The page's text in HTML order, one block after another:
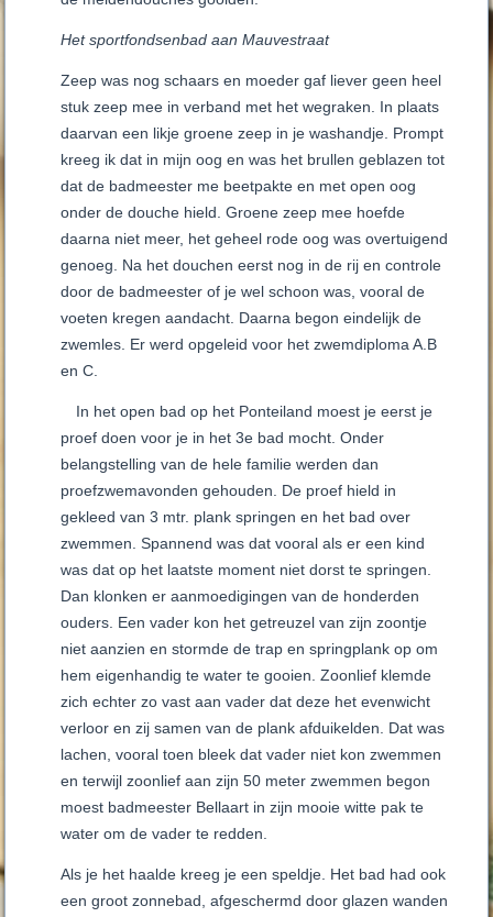
Het sportfondsenbad aan Mauvestraat
Zeep was nog schaars en moeder gaf liever geen heel
stuk zeep mee in verband met het wegraken. In plaats
daarvan een likje groene zeep in je washandje. Prompt
kreeg ik dat in mijn oog en was het brullen geblazen tot
dat de badmeester me beetpakte en met open oog
onder de douche hield. Groene zeep mee hoefde
daarna niet meer, het geheel rode oog was overtuigend
genoeg. Na het douchen eerst nog in de rij en controle
door de badmeester of je wel schoon was, vooral de
voeten kregen aandacht. Daarna begon eindelijk de
zwemles. Er werd opgeleid voor het zwemdiploma A.B
en C.
In het open bad op het Ponteiland moest je eerst je
proef doen voor je in het 3e bad mocht. Onder
belangstelling van de hele familie werden dan
proefzwemavonden gehouden. De proef hield in
gekleed van 3 mtr. plank springen en het bad over
zwemmen. Spannend was dat vooral als er een kind
was dat op het laatste moment niet dorst te springen.
Dan klonken er aanmoedigingen van de honderden
ouders. Een vader kon het getreuzel van zijn zoontje
niet aanzien en stormde de trap en springplank op om
hem eigenhandig te water te gooien. Zoonlief klemde
zich echter zo vast aan vader dat deze het evenwicht
verloor en zij samen van de plank afduikelden. Dat was
lachen, vooral toen bleek dat vader niet kon zwemmen
en terwijl zoonlief aan zijn 50 meter zwemmen begon
moest badmeester Bellaart in zijn mooie witte pak te
water om de vader te redden.
Als je het haalde kreeg je een speldje. Het bad had ook
een groot zonnebad, afgeschermd door glazen wanden